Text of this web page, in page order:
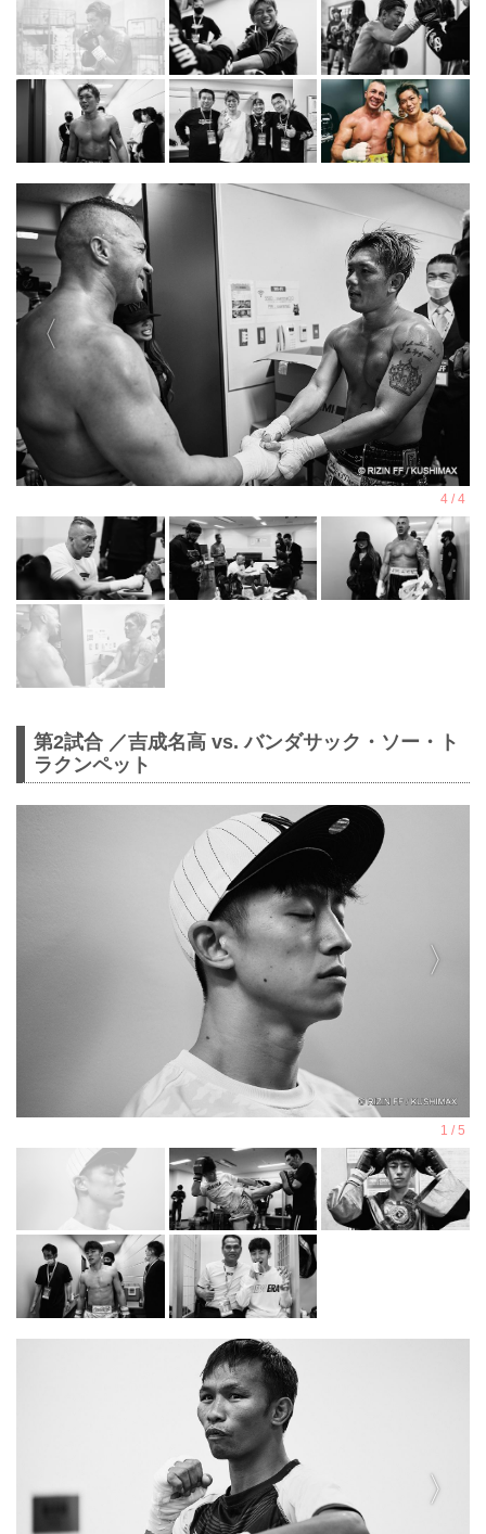
第2試合 ／吉成名高 vs. バンダサック・ソー・ト
ラクンペット